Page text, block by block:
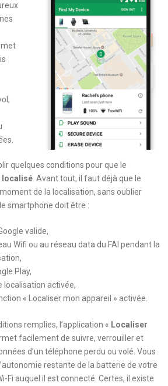
quelques conditions pour que le
localisé. Avant tout, il faut déjà que le
de la localisation, sans oublier
smartphone doit être :
valide,
Wifi ou au réseau data du FAI pendant la
Play,
localisation activée,
« Localiser mon appareil » activée.
remplies, l’application « Localiser
facilement de suivre, verrouiller et
d’un téléphone perdu ou volé. Vous
restante de la batterie de votre
Fi auquel il est connecté. Certes, il existe